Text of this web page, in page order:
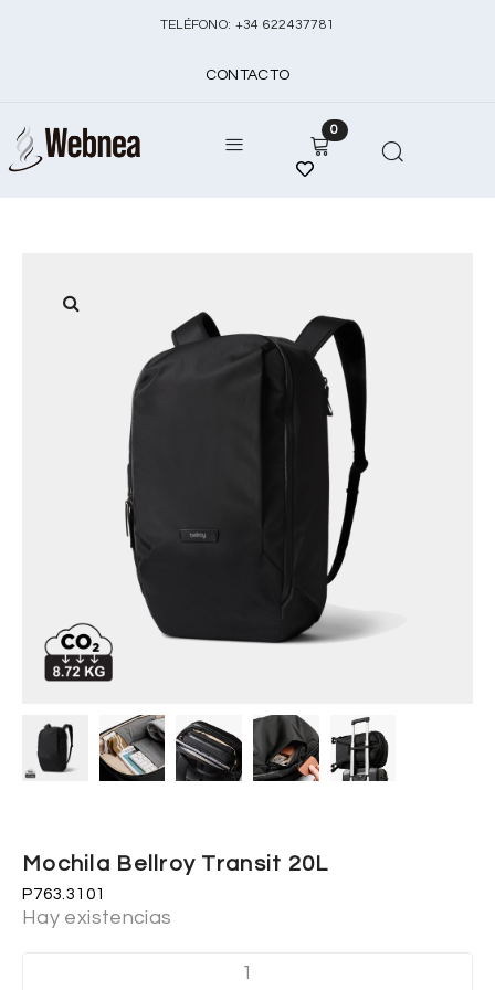
TELÉFONO: +34 622437781
CONTACTO
0
Mochila Bellroy Transit 20L
P763.3101
Hay existencias